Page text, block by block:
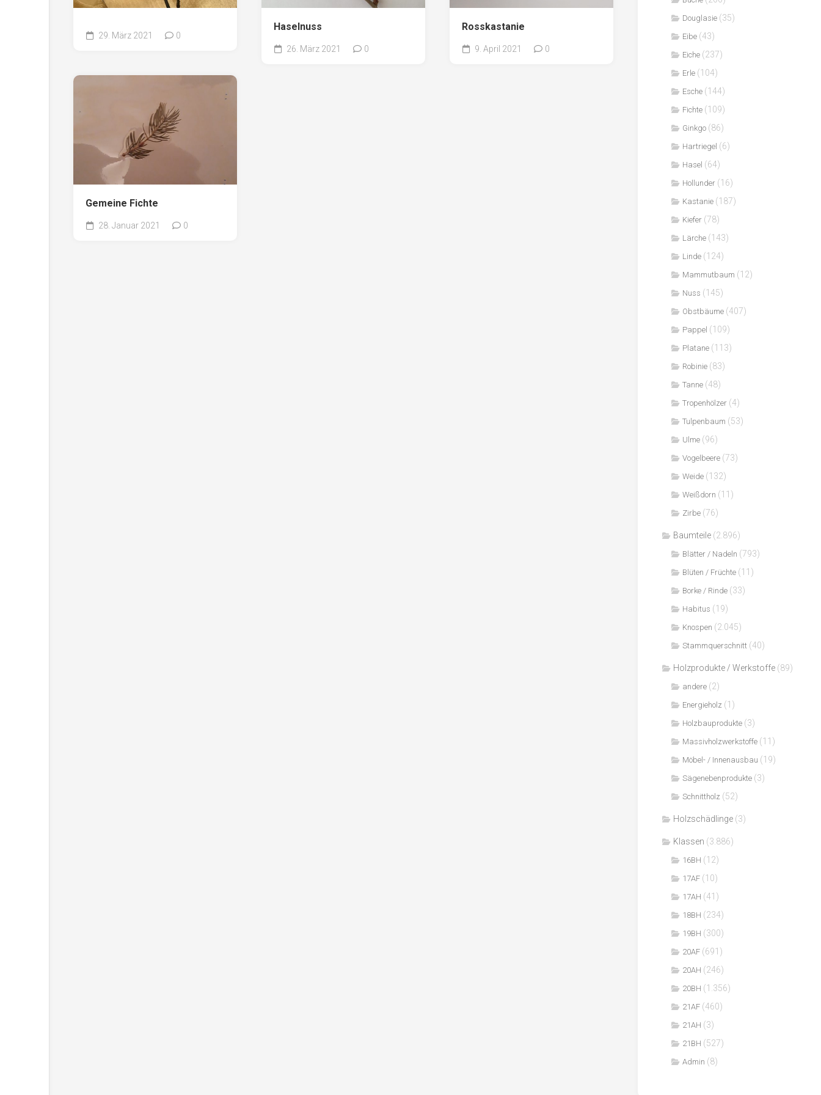
29. März 2021 0
Haselnuss
26. März 2021 0
Rosskastanie
9. April 2021 0
Gemeine Fichte
28. Januar 2021 0
Douglasie (35)
Eibe (43)
Eiche (237)
Erle (104)
Esche (144)
Fichte (109)
Ginkgo (86)
Hartriegel (6)
Hasel (64)
Hollunder (16)
Kastanie (187)
Kiefer (78)
Lärche (143)
Linde (124)
Mammutbaum (12)
Nuss (145)
Obstbäume (407)
Pappel (109)
Platane (113)
Robinie (83)
Tanne (48)
Tropenhölzer (4)
Tulpenbaum (53)
Ulme (96)
Vogelbeere (73)
Weide (132)
Weißdorn (11)
Zirbe (76)
Baumteile (2.896)
Blätter / Nadeln (793)
Blüten / Früchte (11)
Borke / Rinde (33)
Habitus (19)
Knospen (2.045)
Stammquerschnitt (40)
Holzprodukte / Werkstoffe (89)
andere (2)
Energieholz (1)
Holzbauprodukte (3)
Massivholzwerkstoffe (11)
Möbel- / Innenausbau (19)
Sägenebenprodukte (3)
Schnittholz (52)
Holzschädlinge (3)
Klassen (3.886)
16BH (12)
17AF (10)
17AH (41)
18BH (234)
19BH (300)
20AF (691)
20AH (246)
20BH (1.356)
21AF (460)
21AH (3)
21BH (527)
Admin (8)